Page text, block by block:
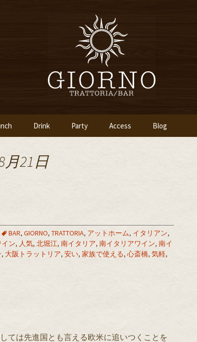
のイタリア
GIORNO～
Drink Party Access Blog
月21日
BAR, GIORNO, TRATTORIA, アットホーム, イタリアン,
イン, 人気, 北堀江, 南イタリア, 南イタリアワイン, 南イ
, 大阪トラットリア, 安い, 家族で使える,心斎橋, 気軽,
ては先進国とも言える欧米に追いつくことを